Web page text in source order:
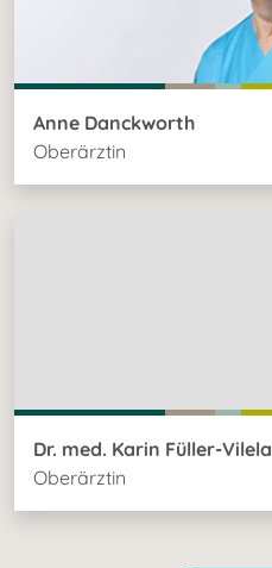
Anne Danckworth
Oberärztin
Dr. med. Karin Füller-Vilela
Oberärztin